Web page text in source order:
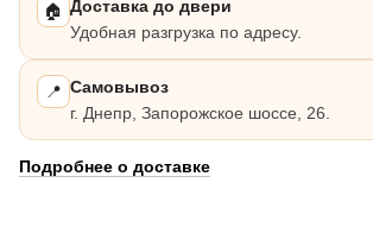
🏠 Доставка до двери
Удобная разгрузка по адресу.
📍 Самовывоз
г. Днепр, Запорожское шоссе, 26.
Подробнее о доставке